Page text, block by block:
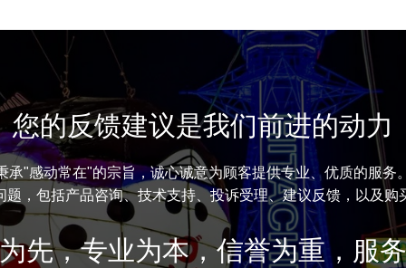
您的反馈建议是我们前进的动力
承"感动常在"的宗旨，诚心诚意为顾客提供专业、优质的服务
题，包括产品咨询、技术支持、投诉受理、建议反馈，以及购
先，专业为本，信誉为重，服